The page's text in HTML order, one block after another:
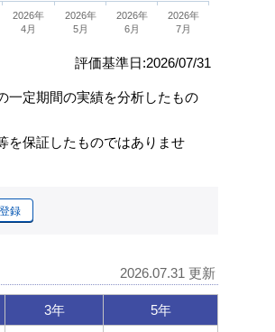
2026年
4月
2026年
5月
2026年
6月
2026年
7月
評価基準日:2026/07/31
一定期間の実績を分析したもの
を保証したものではありませ
録
2026.07.31 更新
3年
5年